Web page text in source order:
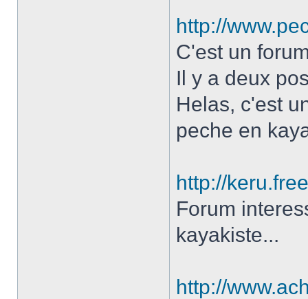
http://
C'est un
Il y a deux
Helas, c'est
peche en
http://
Forum
kayakiste...
http://